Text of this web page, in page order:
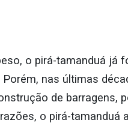
o pirá-tamanduá já
nas últimas
de barragens,
o pirá-tamanduá